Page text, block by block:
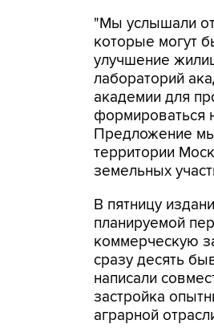
"Мы услышали
которые могут
улучшение
лабораторий
академии для
формироваться
Предложение мы
территории
земельных
В пятницу
планируемой
коммерческую
сразу десять
написали
застройка
аграрной